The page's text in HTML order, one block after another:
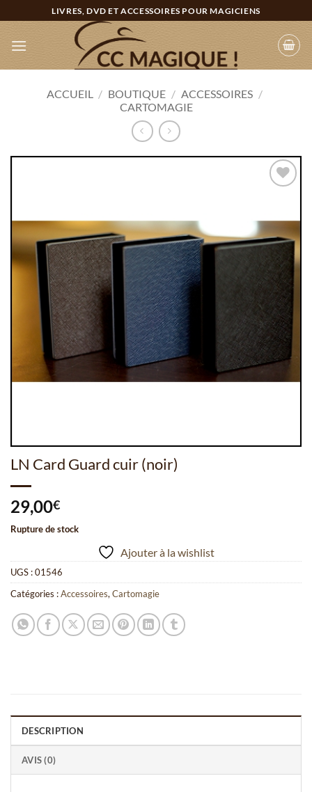
au
contenu
LIVRES, DVD ET ACCESSOIRES POUR MAGICIENS
ACCUEIL / BOUTIQUE / ACCESSOIRES /
CARTOMAGIE
wishlist
LN Card Guard cuir (noir)
29,00€
Rupture de stock
Ajouter à la wishlist
UGS :01546
Catégories :Accessoires, Cartomagie
DESCRIPTION
AVIS (0)